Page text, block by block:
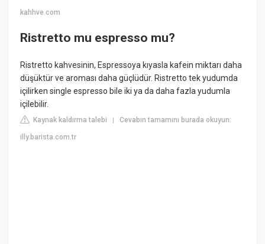
kahhve.com
Ristretto mu espresso mu?
Ristretto kahvesinin, Espressoya kıyasla kafein miktarı daha
düşüktür ve aroması daha güçlüdür. Ristretto tek yudumda
içilirken single espresso bile iki ya da daha fazla yudumla
içilebilir.
Kaynak kaldırma talebi |Cevabın tamamını burada okuyun:
illy.barista.com.tr